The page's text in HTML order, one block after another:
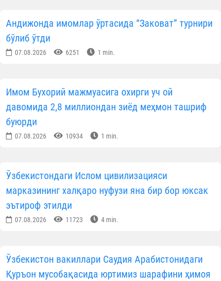
07.08.2026 8160 1 min.
07.08.2026 6408 1 min.
Тўрткўлда ободонлаштириш ва меҳр-саховат
Навоийда ёш диний соҳа ходимлари билан
мулоқот ўтказилди
Хоразмда диний таълим муассасаларига кириш